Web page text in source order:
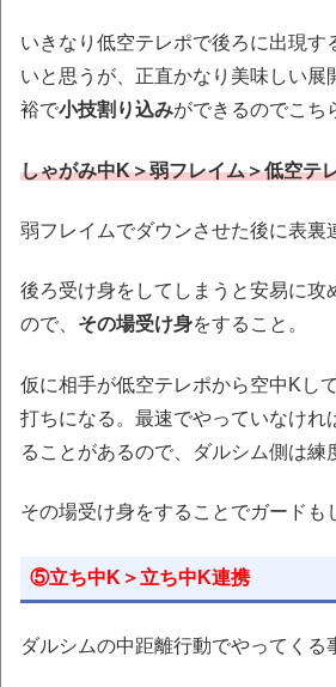
いきなり低空テレポで後ろに出現す
いと思うが、正直かなり美味しい展
裕で小技割り込みができるのでこち
しゃがみ中K＞弱フレイム＞低空テ
弱フレイムでダウンさせた後に表裏
後ろ受け身をしてしまうと安易に攻
ので、 その場受け身をすること。
仮に相手が低空テレポから空中Kし
打ちになる。最速でやっていなけれ
ることがあるので、ダルシム側は練
その場受け身をすることでガードも
⑤立ち中K＞立ち中K連携
ダルシムの中距離行動でやってくる